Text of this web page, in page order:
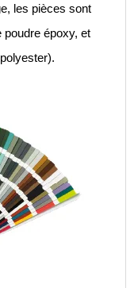
les pièces sont
poudre époxy, et